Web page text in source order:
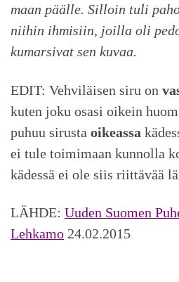
maan päälle. Silloin tuli
niihin ihmisiin, joilla oli
kumarsivat sen kuvaa.
EDIT: Vehviläisen siru on
kuten joku osasi oikein
puhuu sirusta oikeassa
ei tule toimimaan kunnolla
kädessä ei ole siis riittävää
LÄHDE: Uuden Suomen
Lehkamo 24.02.2015